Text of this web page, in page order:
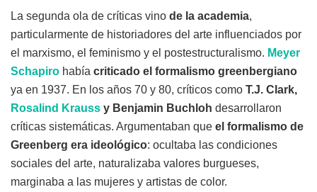
La segunda ola de críticas vino de la academia,
particularmente de historiadores del arte influenciados por
el marxismo, el feminismo y el postestructuralismo. Meyer
Schapiro había criticado el formalismo greenbergiano
ya en 1937. En los años 70 y 80, críticos como T.J. Clark,
Rosalind Krauss y Benjamin Buchloh desarrollaron
críticas sistemáticas. Argumentaban que el formalismo de
Greenberg era ideológico: ocultaba las condiciones
sociales del arte, naturalizaba valores burgueses,
marginaba a las mujeres y artistas de color.